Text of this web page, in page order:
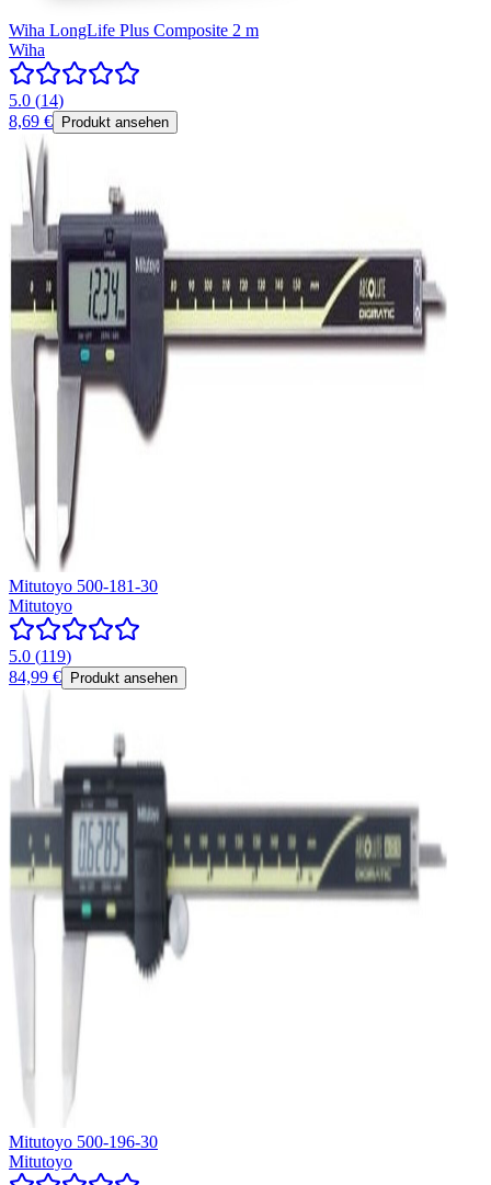
Wiha LongLife Plus Composite 2 m
Wiha
5.0 (14)
8,69 €
Produkt ansehen
Mitutoyo 500-181-30
Mitutoyo
5.0 (119)
84,99 €
Produkt ansehen
Mitutoyo 500-196-30
Mitutoyo